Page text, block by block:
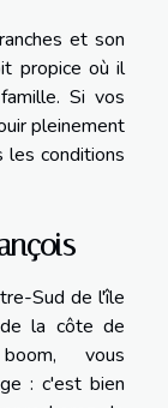
et son
propice où il
Si vos
pleinement
les conditions
Sud de l'île
la côte de
vous
: c'est bien